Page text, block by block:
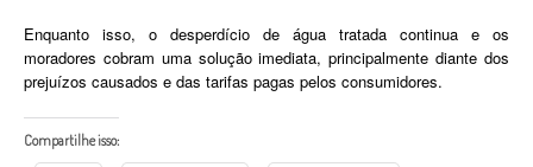
Enquanto isso, o desperdício de água tratada continua e os
moradores cobram uma solução imediata, principalmente diante dos
prejuízos causados e das tarifas pagas pelos consumidores.
Compartilhe isso: